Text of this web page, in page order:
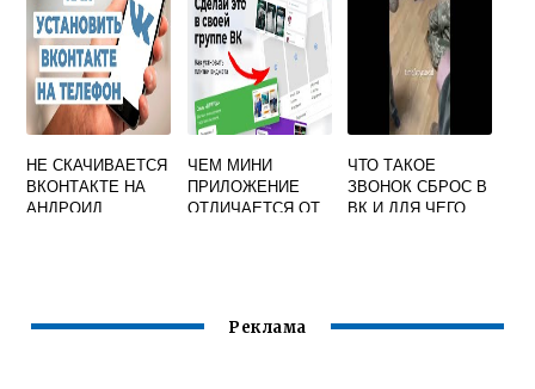
НЕ СКАЧИВАЕТСЯ
ВКОНТАКТЕ НА
АНДРОИД
ЧЕМ МИНИ
ПРИЛОЖЕНИЕ
ОТЛИЧАЕТСЯ ОТ
ЧТО ТАКОЕ
ЗВОНОК СБРОС В
ВК И ДЛЯ ЧЕГО
Реклама